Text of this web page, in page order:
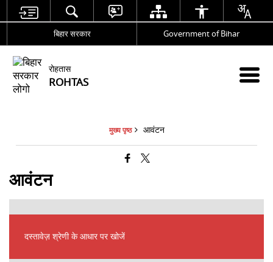
बिहार सरकार Government of Bihar
रोहतास
ROHTAS
मुख्य पृष्ठ आवंटन
आवंटन
दस्तावेज़ श्रेणी के आधार पर खोजें